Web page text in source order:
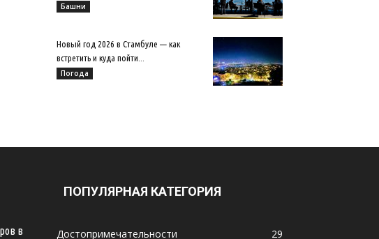
Башни
Новый год 2026 в Стамбуле — как
встретить и куда пойти...
Погода
в
ПОПУЛЯРНАЯ КАТЕГОРИЯ
Достопримечательности 29